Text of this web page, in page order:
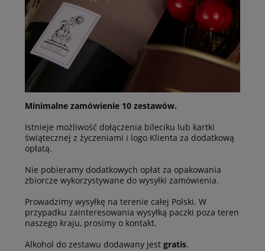
Minimalne zamówienie 10 zestawów.
Istnieje możliwość dołączenia bileciku lub kartki
świątecznej z życzeniami i logo Klienta za dodatkową
opłatą.
Nie pobieramy dodatkowych opłat za opakowania
zbiorcze wykorzystywane do wysyłki zamówienia.
Prowadzimy wysyłkę na terenie całej Polski. W
przypadku zainteresowania wysyłką paczki poza teren
naszego kraju, prosimy o kontakt.
Alkohol do zestawu dodawany jest gratis.